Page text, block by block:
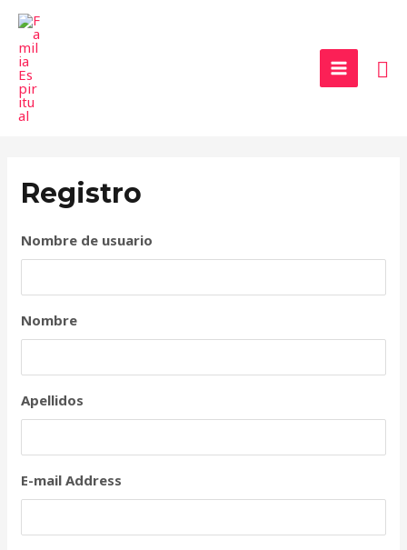
contenido
MENU
Registro
Nombre de usuario
Nombre
Apellidos
E-mail Address